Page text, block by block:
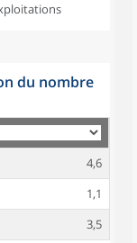
du nombre
4,6
1,1
3,5